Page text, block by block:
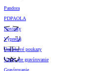
Pandora
PDPAOLA
Novinky
Výpredaj
Darčekové poukazy
Vzory pre gravírovanie
Gravírovanie